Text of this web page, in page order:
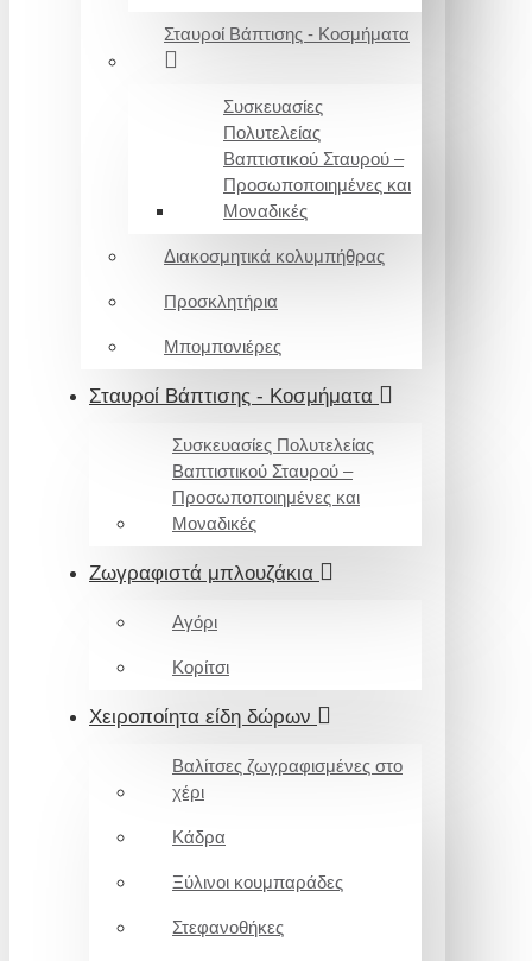
Σταυροί Βάπτισης - Κοσμήματα
Συσκευασίες
Πολυτελείας
Βαπτιστικού Σταυρού –
Προσωποποιημένες και
Μοναδικές
Διακοσμητικά κολυμπήθρας
Προσκλητήρια
Μπομπονιέρες
Σταυροί Βάπτισης - Κοσμήματα
Συσκευασίες Πολυτελείας
Βαπτιστικού Σταυρού –
Προσωποποιημένες και
Μοναδικές
Ζωγραφιστά μπλουζάκια
Αγόρι
Κορίτσι
Χειροποίητα είδη δώρων
Βαλίτσες ζωγραφισμένες στο
χέρι
Κάδρα
Ξύλινοι κουμπαράδες
Στεφανοθήκες